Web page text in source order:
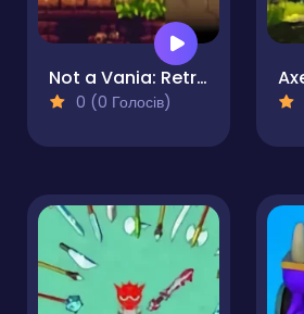
Not a Vania: Retro Sword Quest
0 (0 Голосів)